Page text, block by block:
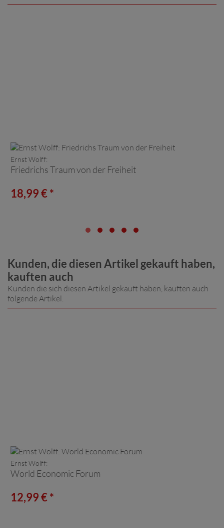
Ernst Wolff:
Friedrichs Traum von der Freiheit
18,99 € *
Kunden, die diesen Artikel gekauft haben,
kauften auch
Kunden die sich diesen Artikel gekauft haben, kauften auch
folgende Artikel.
Ernst Wolff:
World Economic Forum
12,99 € *